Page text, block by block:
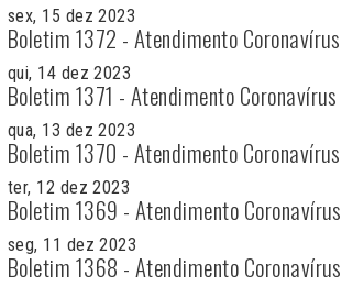
sex, 15 dez 2023
Boletim 1372 - Atendimento Coronavírus
qui, 14 dez 2023
Boletim 1371 - Atendimento Coronavírus
qua, 13 dez 2023
Boletim 1370 - Atendimento Coronavírus
ter, 12 dez 2023
Boletim 1369 - Atendimento Coronavírus
seg, 11 dez 2023
Boletim 1368 - Atendimento Coronavírus